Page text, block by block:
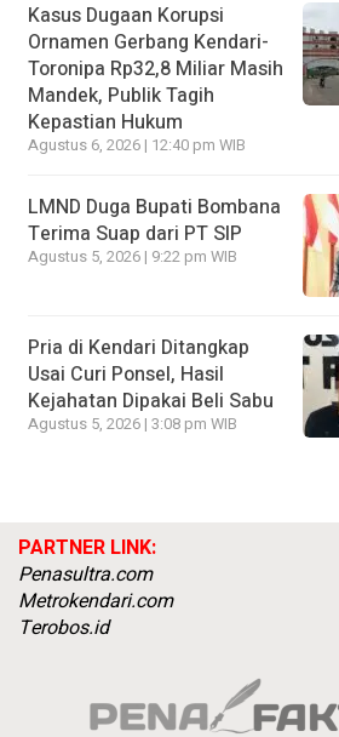
Kasus Dugaan Korupsi
Ornamen Gerbang Kendari-
Toronipa Rp32,8 Miliar Masih
Mandek, Publik Tagih
Kepastian Hukum
Agustus 6, 2026 | 12:40 pm WIB
LMND Duga Bupati Bombana
Terima Suap dari PT SIP
Agustus 5, 2026 | 9:22 pm WIB
Pria di Kendari Ditangkap
Usai Curi Ponsel, Hasil
Kejahatan Dipakai Beli Sabu
Agustus 5, 2026 | 3:08 pm WIB
PARTNER LINK:
Penasultra.com
Metrokendari.com
Terobos.id